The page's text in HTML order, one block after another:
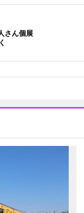
さん個展